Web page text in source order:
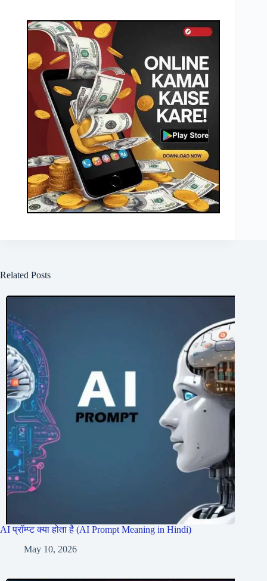
Related Posts
AI प्रॉम्प्ट क्या होता है (AI Prompt Meaning in Hindi)
May 10, 2026